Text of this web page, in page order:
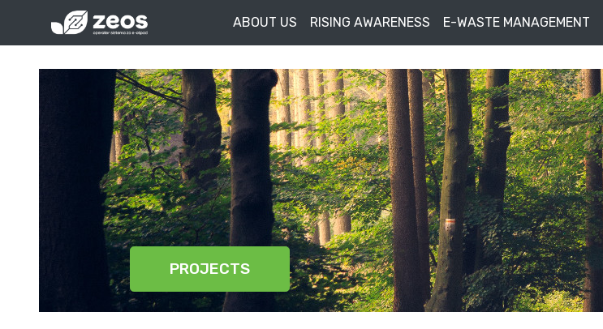
ABOUT US RISING AWARENESS E-WASTE MANAGEMENT
PROJECTS